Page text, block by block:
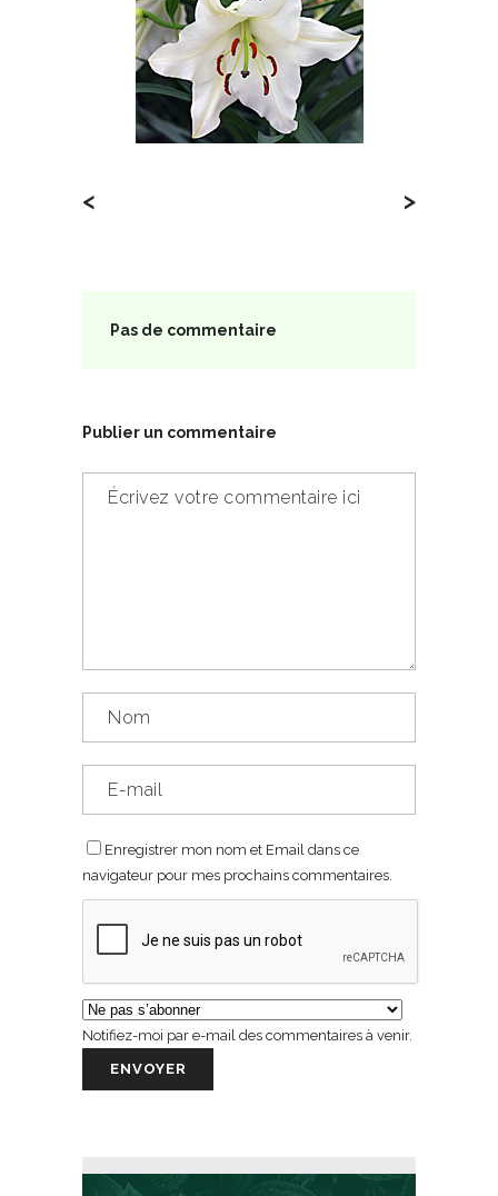
< >
Pas de commentaire
Publier un commentaire
Enregistrer mon nom et Email dans ce
navigateur pour mes prochains commentaires.
Notifiez-moi par e-mail des commentaires à venir.